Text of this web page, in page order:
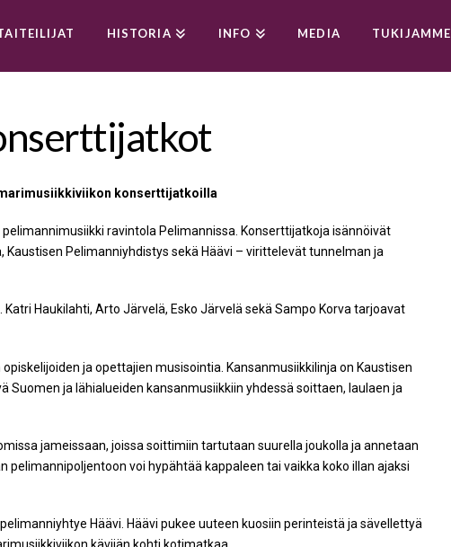
HISTORIA INFO MEDIA TUKIJAMME
konserttijatkoilla
ravintola Pelimannissa. Konserttijatkoja isännöivät
Kaustisen Pelimanniyhdistys sekä Häävi – virittelevät tunnelman ja
Haukilahti, Arto Järvelä, Esko Järvelä sekä Sampo Korva tarjoavat
ja opettajien musisointia. Kansanmusiikkilinja on Kaustisen
Suomen ja lähialueiden kansanmusiikkiin yhdessä soittaen, laulaen ja
jameissaan, joissa soittimiin tartutaan suurella joukolla ja annetaan
voi hypähtää kappaleen tai vaikka koko illan ajaksi
Häävi. Häävi pukee uuteen kuosiin perinteistä ja sävellettyä